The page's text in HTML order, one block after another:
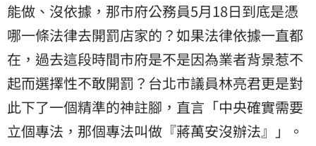
能做、沒依據，那市府公務員5月18日到底是憑
哪一條法律去開罰店家的？如果法律依據一直都
在，過去這段時間市府是不是因為業者背景惹不
起而選擇性不敢開罰？台北市議員林亮君更是對
此下了一個精準的神註腳，直言「中央確實需要
立個專法，那個專法叫做『蔣萬安沒辦法』」。